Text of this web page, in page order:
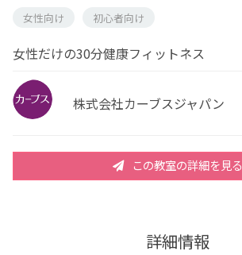
女性向け
初心者向け
女性だけの30分健康フィットネス
株式会社カーブスジャパン
この教室の詳細を見る
詳細情報